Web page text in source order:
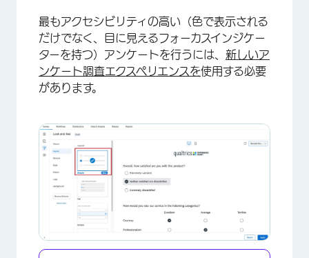
最もアクセシビリティの高い（色で表示される
だけでなく、目に見えるフォーカスインジケー
ターを持つ）アンケートを行うには、 新しいア
ンケート調査エクスペリエンスを使用する必要
があります。